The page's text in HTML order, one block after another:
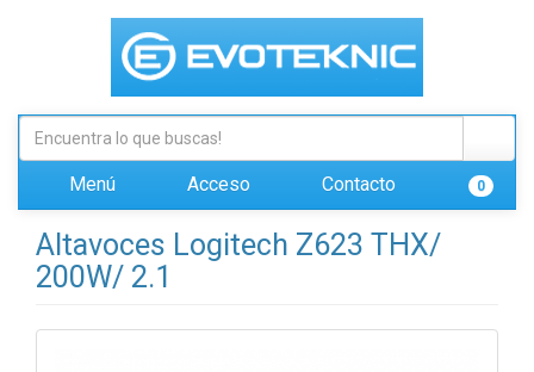
Menú Acceso Contacto 0
Altavoces Logitech Z623 THX/
200W/ 2.1